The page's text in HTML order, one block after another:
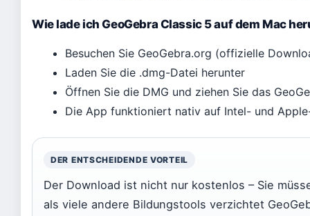
Wie lade ich GeoGebra Classic 5 auf dem Mac
Besuchen Sie GeoGebra.org (offizielle
Laden Sie die .dmg-Datei herunter
Öffnen Sie die DMG und ziehen Sie das
Die App funktioniert nativ auf Intel- und
DER ENTSCHEIDENDE VORTEIL
Der Download ist nicht nur kostenlos – Sie
als viele andere Bildungstools verzichtet